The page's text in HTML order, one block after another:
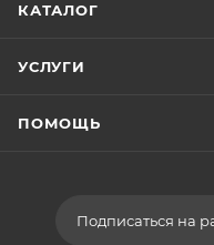
КАТАЛОГ
УСЛУГИ
ПОМОЩЬ
Подписаться на